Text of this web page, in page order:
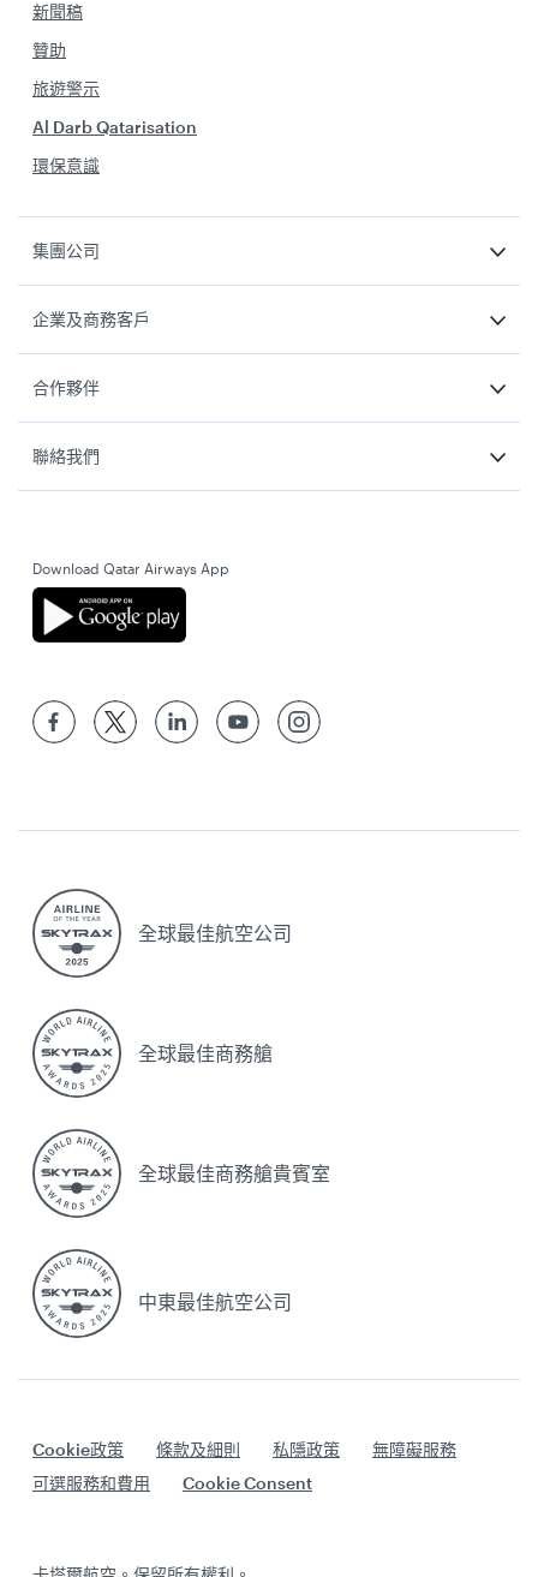
新聞稿
贊助
旅遊警示
Al Darb Qatarisation
環保意識
集團公司
企業及商務客戶
合作夥伴
聯絡我們
Download Qatar Airways App
全球最佳航空公司
全球最佳商務艙
全球最佳商務艙貴賓室
中東最佳航空公司
Cookie政策 條款及細則 私隱政策
無障礙服務
可選服務和費用
Cookie Consent